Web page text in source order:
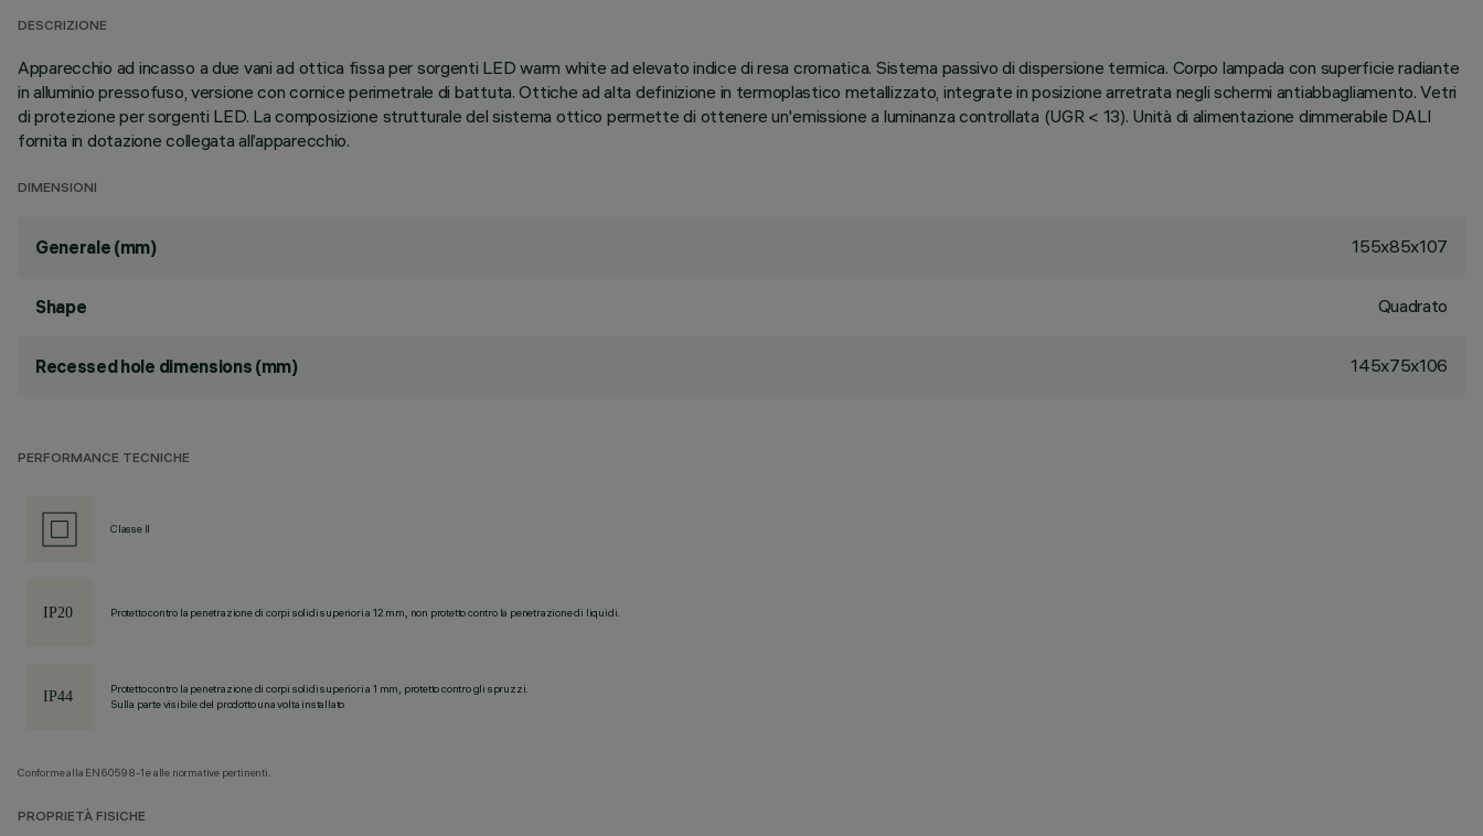
DESCRIZIONE
Apparecchio ad incasso a due vani ad ottica fissa per sorgenti LED warm white ad elevato indice di resa cromatica. Sistema passivo di dispersione termica. Corpo lampada con superficie radiante
in alluminio pressofuso, versione con cornice perimetrale di battuta. Ottiche ad alta definizione in termoplastico metallizzato, integrate in posizione arretrata negli schermi antiabbagliamento. Vetri
di protezione per sorgenti LED. La composizione strutturale del sistema ottico permette di ottenere un'emissione a luminanza controllata (UGR < 13). Unità di alimentazione dimmerabile DALI
fornita in dotazione collegata all’apparecchio.
DIMENSIONI
Generale (mm) 155x85x107
Shape Quadrato
Recessed hole dimensions (mm) 145x75x106
PERFORMANCE TECNICHE
Classe II
Protetto contro la penetrazione di corpi solidi superiori a 12 mm, non protetto contro la penetrazione di liquidi.
Protetto contro la penetrazione di corpi solidi superiori a 1 mm, protetto contro gli spruzzi.
Sulla parte visibile del prodotto una volta installato
Conforme alla EN60598-1 e alle normative pertinenti.
PROPRIETÀ FISICHE